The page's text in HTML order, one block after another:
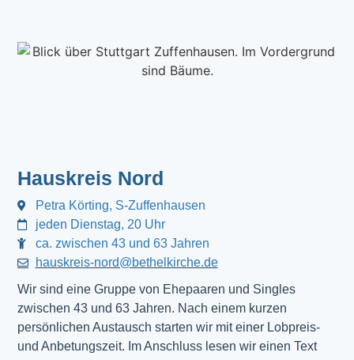
Hauskreis Nord
Petra Körting, S-Zuffenhausen
jeden Dienstag, 20 Uhr
ca. zwischen 43 und 63 Jahren
hauskreis-nord@bethelkirche.de
Wir sind eine Gruppe von Ehepaaren und Singles
zwischen 43 und 63 Jahren. Nach einem kurzen
persönlichen Austausch starten wir mit einer Lobpreis-
und Anbetungszeit. Im Anschluss lesen wir einen Text